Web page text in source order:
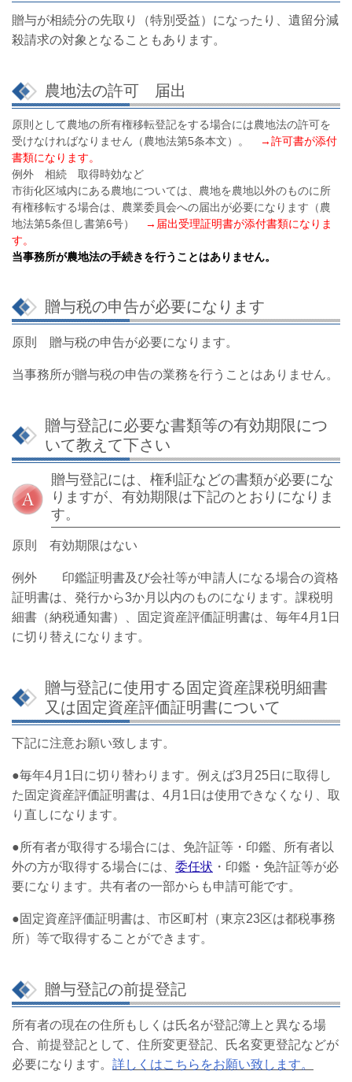
贈与が相続分の先取り（特別受益）になったり、遺留分減
殺請求の対象となることもあります。
農地法の許可 届出
原則として農地の所有権移転登記をする場合には農地法の許可を
受けなければなりません（農地法第5条本文）。
→許可書が添付
書類になります。
例外 相続 取得時効など
市街化区域内にある農地については、農地を農地以外のものに所
有権移転する場合は、農業委員会への届出が必要になります（農
地法第5条但し書第6号）
→届出受理証明書が添付書類になりま
す。
当事務所が農地法の手続きを行うことはありません。
贈与税の申告が必要になります
原則 贈与税の申告が必要になります。
当事務所が贈与税の申告の業務を行うことはありません。
贈与登記に必要な書類等の有効期限につ
いて教えて下さい
贈与登記には、権利証などの書類が必要にな
りますが、有効期限は下記のとおりになりま
す。
原則 有効期限はない
例外 印鑑証明書及び会社等が申請人になる場合の資格
証明書は、発行から3か月以内のものになります。課税明
細書（納税通知書）、固定資産評価証明書は、毎年4月1日
に切り替えになります。
贈与登記に使用する固定資産課税明細書
又は固定資産評価証明書について
下記に注意お願い致します。
●毎年4月1日に切り替わります。例えば3月25日に取得し
た固定資産評価証明書は、4月1日は使用できなくなり、取
り直しになります。
●所有者が取得する場合には、免許証等・印鑑、所有者以
外の方が取得する場合には、 委任状 ・印鑑・免許証等が必
要になります。共有者の一部からも申請可能です。
●固定資産評価証明書は、市区町村（東京23区は都税事務
所）等で取得することができます。
贈与登記の前提登記
所有者の現在の住所もしくは氏名が登記簿上と異なる場
合、前提登記として、住所変更登記、氏名変更登記などが
必要になります。 詳しくはこちらをお願い致します。